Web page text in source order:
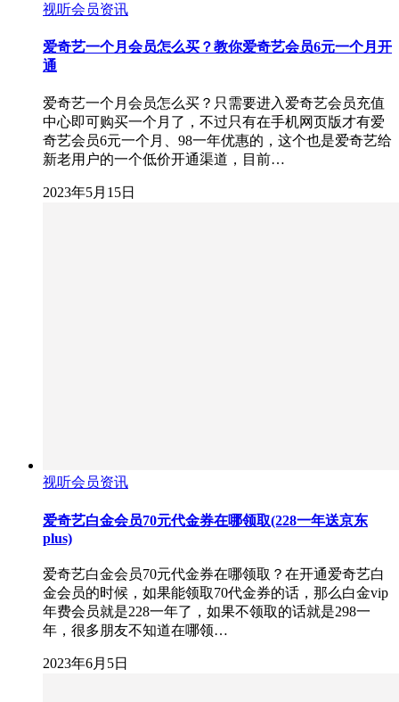
视听会员资讯
爱奇艺一个月会员怎么买？教你爱奇艺会员6元一个月开
通
爱奇艺一个月会员怎么买？只需要进入爱奇艺会员充值
中心即可购买一个月了，不过只有在手机网页版才有爱
奇艺会员6元一个月、98一年优惠的，这个也是爱奇艺给
新老用户的一个低价开通渠道，目前…
2023年5月15日
视听会员资讯
爱奇艺白金会员70元代金券在哪领取(228一年送京东
plus)
爱奇艺白金会员70元代金券在哪领取？在开通爱奇艺白
金会员的时候，如果能领取70代金券的话，那么白金vip
年费会员就是228一年了，如果不领取的话就是298一
年，很多朋友不知道在哪领…
2023年6月5日